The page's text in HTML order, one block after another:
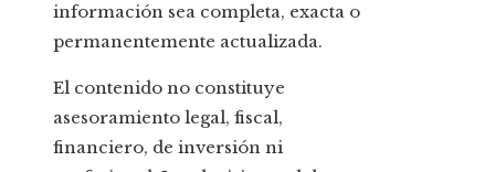
información sea completa, exacta o
permanentemente actualizada.
El contenido no constituye
asesoramiento legal, fiscal,
financiero, de inversión ni